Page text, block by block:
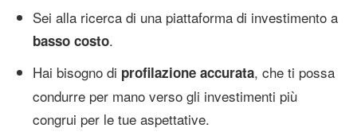
Sei alla ricerca di una piattaforma di investimento a
basso costo.
Hai bisogno di profilazione accurata, che ti possa
condurre per mano verso gli investimenti più
congrui per le tue aspettative.